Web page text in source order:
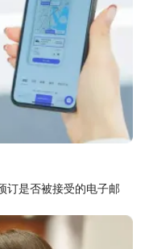
订是否被接受的电子邮